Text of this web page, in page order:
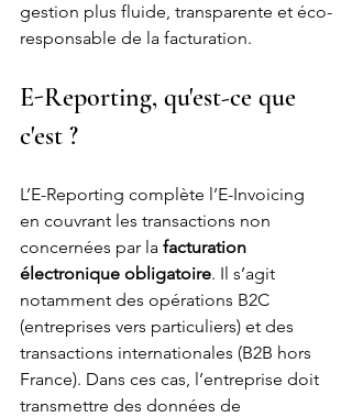
gestion plus fluide, transparente et éco-
responsable de la facturation.
E-Reporting, qu'est-ce que
c'est ?
L’E-Reporting complète l’E-Invoicing
en couvrant les transactions non
concernées par la facturation
électronique obligatoire. Il s’agit
notamment des opérations B2C
(entreprises vers particuliers) et des
transactions internationales (B2B hors
France). Dans ces cas, l’entreprise doit
transmettre des données de